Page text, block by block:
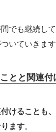
でも継続し
いていきます
とと関連付
けることも
ます。